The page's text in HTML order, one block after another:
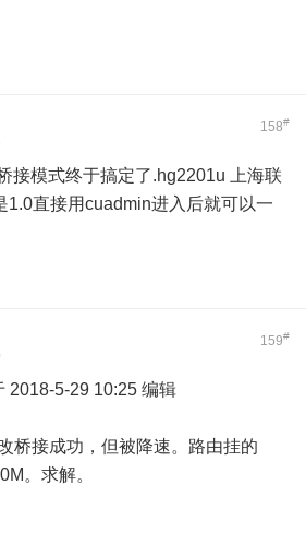
158#
接模式终于搞定了.hg2201u 上海联
1.0直接用cuadmin进入后就可以一
159#
2018-5-29 10:25 编辑
桥接成功，但被降速。路由挂的
。求解。